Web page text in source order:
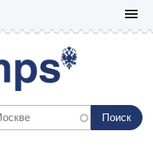
menu